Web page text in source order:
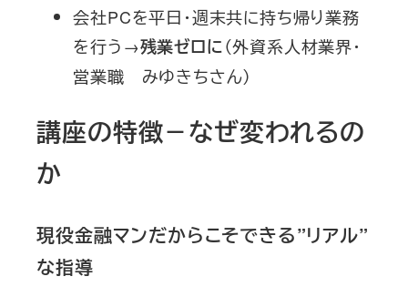
会社PCを平日・週末共に持ち帰り業務
を行う→残業ゼロに（外資系人材業界・
営業職 みゆきちさん）
講座の特徴－なぜ変われるの
か
現役金融マンだからこそできる”リアル”
な指導